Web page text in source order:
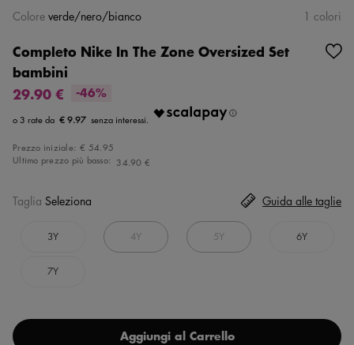
Completo Nike In The Zone Oversized Set
bambini
29.90 €
-46%
€ 9.97
Prezzo iniziale: € 54.95
Ultimo prezzo più basso: 34.90 €
Colore verde/nero/bianco 1 colori
Taglia Seleziona
3Y 4Y 5Y 6Y
7Y
Guida alle taglie
Aggiungi al Carrello